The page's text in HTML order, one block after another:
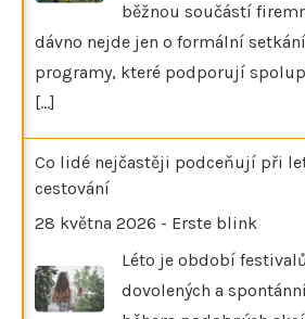
běžnou součástí
dávno nejde jen o formální
programy, které podporují
[...]
Co lidé nejčastěji podceňují při
cestování
28 května 2026 - Erste blink
Léto je období
dovolených a